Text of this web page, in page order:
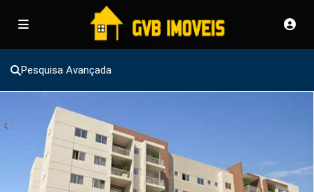
Pesquisa Avançada